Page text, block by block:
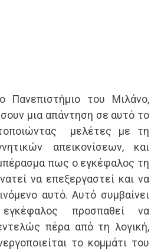
Πανεπιστήμιο του Μιλάνο,
μια απάντηση σε αυτό το
μελέτες με τη
απεικονίσεων, και
πως ο εγκέφαλος τη
να επεξεργαστεί και να
αυτό. Αυτό συμβαίνει
προσπαθεί να
πέρα από τη λογική,
το κομμάτι του